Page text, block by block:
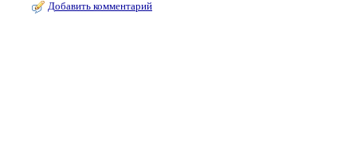
Добавить комментарий